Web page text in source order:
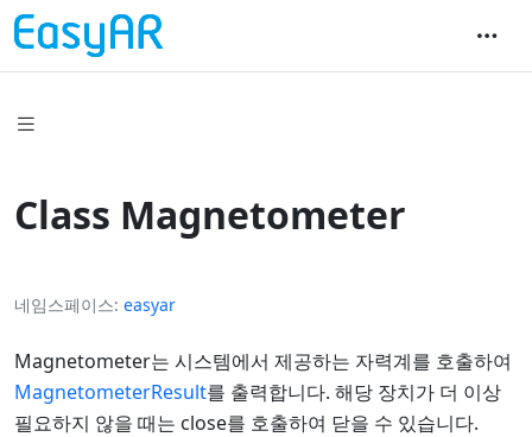
Class Magnetometer
네임스페이스 easyar
Magnetometer는 시스템에서 제공하는 자력계를 호출하여
MagnetometerResult를 출력합니다. 해당 장치가 더 이상
필요하지 않을 때는 close를 호출하여 닫을 수 있습니다.